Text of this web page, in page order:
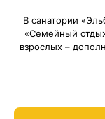
В санатории
«Семейный
взрослых –
Номера
мест. 2-